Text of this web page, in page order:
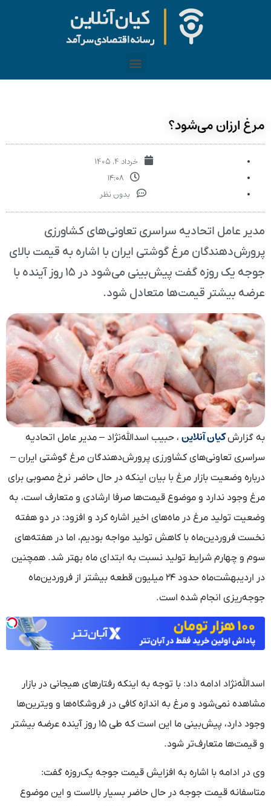
مرغ ارزان می‌شود؟
خرداد ۴, ۱۴۰۵
۱۴:۰۸
بدون نظر
مدیر عامل اتحادیه سراسری تعاونی‌های کشاورزی
پرورش‌دهندگان مرغ گوشتی ایران با اشاره به قیمت بالای
جوجه یک روزه گفت پیش‌بینی می‌شود در ۱۵ روز آینده با
عرضه بیشتر قیمت‌ها متعادل شود.
به گزارشکیان آنلاین ، حبیب اسدالله‌نژاد – مدیر عامل اتحادیه
سراسری تعاونی‌های کشاورزی پرورش‌دهندگان مرغ گوشتی ایران –
درباره وضعیت بازار مرغ با بیان اینکه در حال حاضر نرخ مصوبی برای
مرغ وجود ندارد و موضوع قیمت‌ها صرفا ارشادی و متعارف است، به
وضعیت تولید مرغ در ماه‌های اخیر اشاره کرد و افزود: در دو هفته
نخست فروردین‌ماه با کاهش تولید مواجه بودیم، اما در هفته‌های
سوم و چهارم شرایط تولید نسبت به ابتدای ماه بهتر شد. همچنین
در اردیبهشت‌ماه حدود ۲۴ میلیون قطعه بیشتر از فروردین‌ماه
جوجه‌ریزی انجام شده است.
اسدالله‌نژاد ادامه داد: با توجه به اینکه رفتارهای هیجانی در بازار
مشاهده نمی‌شود و مرغ به اندازه کافی در فروشگاه‌ها و ویترین‌ها
وجود دارد، پیش‌بینی ما این است که طی ۱۵ روز آینده عرضه بیشتر
و قیمت‌ها متعارف‌تر شود.
وی در ادامه با اشاره به افزایش قیمت جوجه یک‌روزه گفت:
متاسفانه قیمت جوجه در حال حاضر بسیار بالاست و این موضوع